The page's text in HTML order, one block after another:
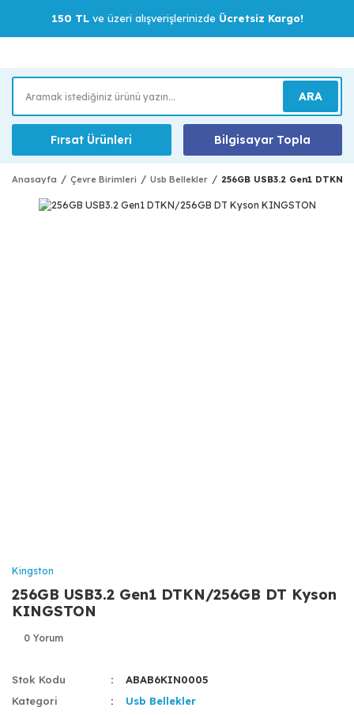
150 TLve üzeri alışverişlerinizde Ücretsiz Kargo!
ARA
Fırsat Ürünleri Bilgisayar Topla
Anasayfa Çevre Birimleri Usb Bellekler 256GB USB3.2 Gen1
Kingston
256GB USB3.2 Gen1 DTKN/256GB DT Kyson
KINGSTON
0 Yorum
Stok Kodu
ABAB6KIN0005
Kategori
Usb Bellekler